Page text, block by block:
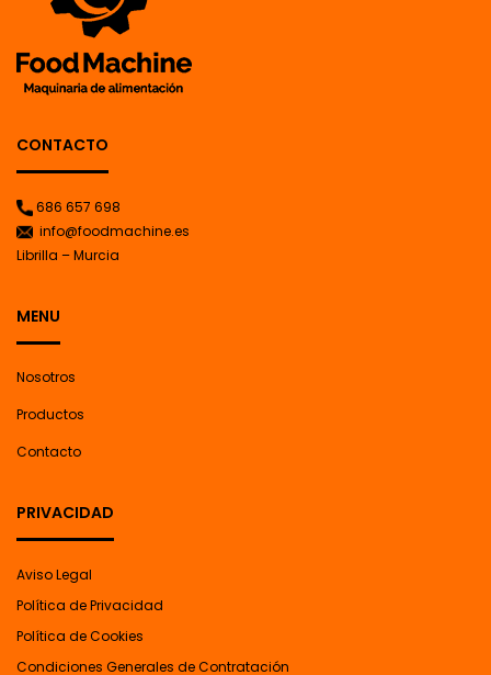
CONTACTO
686 657 698
info@foodmachine.es
Librilla – Murcia
MENU
Nosotros
Productos
Contacto
PRIVACIDAD
Aviso Legal
Política de Privacidad
Política de Cookies
Condiciones Generales de Contratación